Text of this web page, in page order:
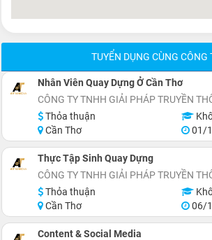
TUYỂN DỤNG CÙNG CÔNG
Nhân Viên Quay Dựng Ở Cần Thơ
CÔNG TY TNHH GIẢI PHÁP TRUYỀN
Thỏa thuận
Cần Thơ
01/
Thực Tập Sinh Quay Dựng
CÔNG TY TNHH GIẢI PHÁP TRUYỀN
Thỏa thuận
Cần Thơ
06/
Content & Social Media